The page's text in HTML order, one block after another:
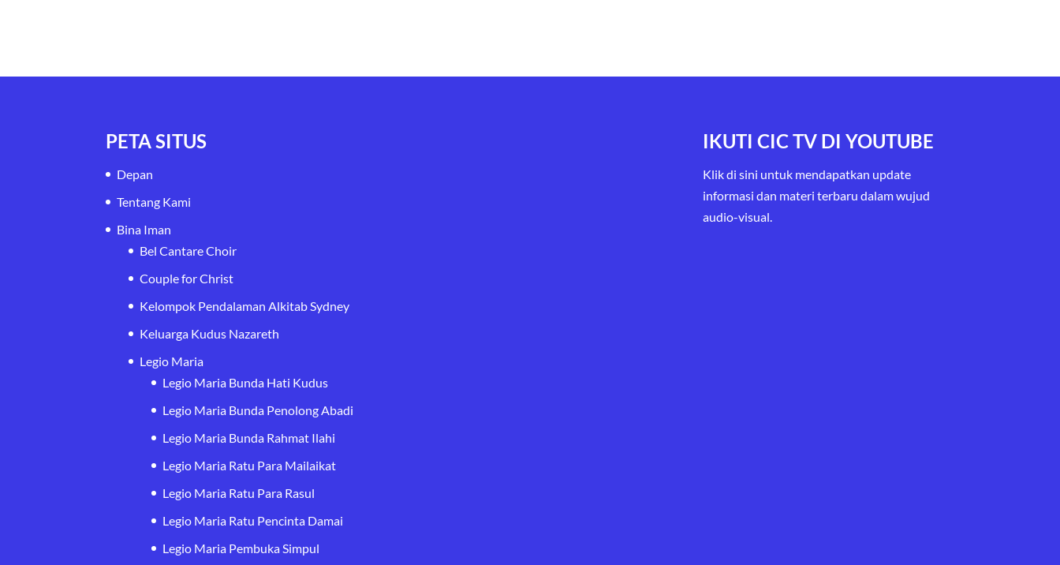
PETA SITUS
Depan
Tentang Kami
Bina Iman
Bel Cantare Choir
Couple for Christ
Kelompok Pendalaman Alkitab Sydney
Keluarga Kudus Nazareth
Legio Maria
Legio Maria Bunda Hati Kudus
Legio Maria Bunda Penolong Abadi
Legio Maria Bunda Rahmat Ilahi
Legio Maria Ratu Para Mailaikat
Legio Maria Ratu Para Rasul
Legio Maria Ratu Pencinta Damai
Legio Maria Pembuka Simpul
IKUTI CIC TV DI YOUTUBE
Klik di sini untuk mendapatkan update
informasi dan materi terbaru dalam wujud
audio-visual.